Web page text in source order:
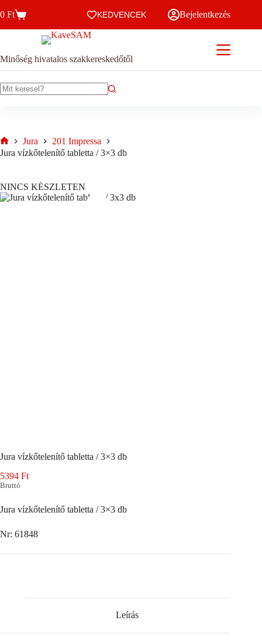
to
Kosár
0 Ft KEDVENCEK Bejelentkezés
Minőség hivatalos szakkereskedőtől
Home
Jura
201 Impressa
Jura vízkőtelenítő tabletta / 3×3 db
NINCS KÉSZLETEN
Jura vízkőtelenítő tabletta / 3×3 db
5394 Ft
Bruttó
Jura vízkőtelenítő tabletta / 3×3 db
Nr: 61848
Leírás